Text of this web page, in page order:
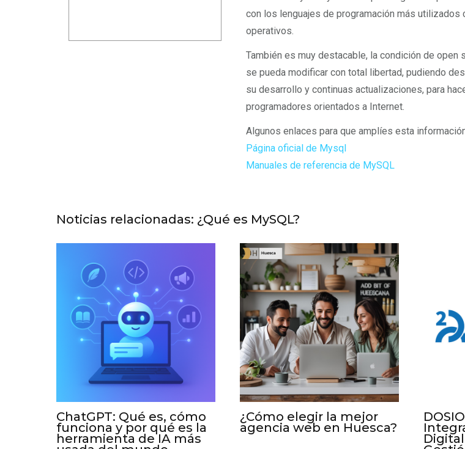
con los lenguajes de programación más
operativos.
También es muy destacable, la condición de
se pueda modificar con total libertad, pudiendo
su desarrollo y continuas actualizaciones, para
programadores orientados a Internet.
Algunos enlaces para que amplíes esta
Página oficial de Mysql
Manuales de referencia de MySQL
Noticias relacionadas: ¿Qué es MySQL?
ChatGPT: Qué es, cómo
funciona y por qué es la
herramienta de IA más
¿Cómo elegir la mejor
agencia web en Huesca?